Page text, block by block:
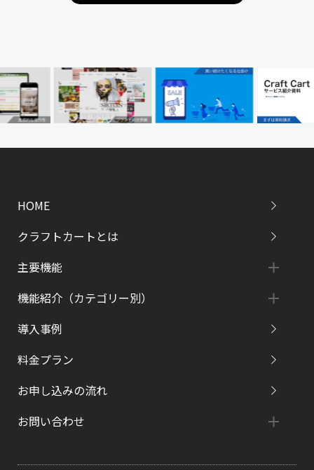
HOME
クラフトカートとは
主要機能
機能紹介（カテゴリー別）
導入事例
料金プラン
お申し込みの流れ
お問い合わせ